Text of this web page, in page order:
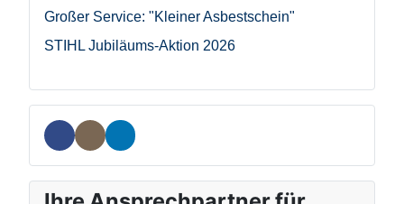
Großer Service: "Kleiner Asbestschein"
STIHL Jubiläums-Aktion 2026